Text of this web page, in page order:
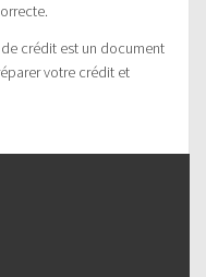
crédit est un document
votre crédit et